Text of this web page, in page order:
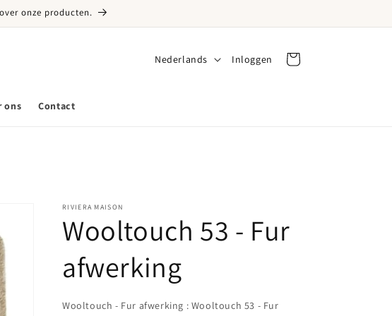
onze producten.
ons Contact
Taal
Nederlands Inloggen
InloggenWinkelwagen
RIVIERA MAISON
Wooltouch 53 - Fur
afwerking
Wooltouch - Fur afwerking : Wooltouch 53 - Fur